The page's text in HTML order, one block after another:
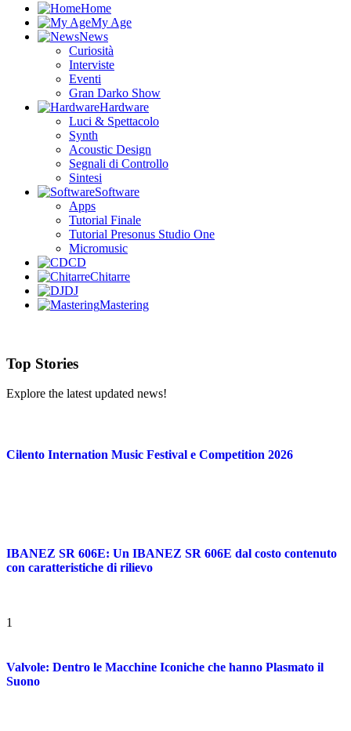
Home
My Age
News
Curiosità
Interviste
Eventi
Gran Darko Show
Hardware
Luci & Spettacolo
Synth
Acoustic Design
Segnali di Controllo
Sintesi
Software
Apps
Tutorial Finale
Tutorial Presonus Studio One
Micromusic
CD
Chitarre
DJ
Mastering
Top Stories
Explore the latest updated news!
Cilento Internation Music Festival e Competition 2026
IBANEZ SR 606E: Un IBANEZ SR 606E dal costo contenuto
con caratteristiche di rilievo
1
Valvole: Dentro le Macchine Iconiche che hanno Plasmato il
Suono